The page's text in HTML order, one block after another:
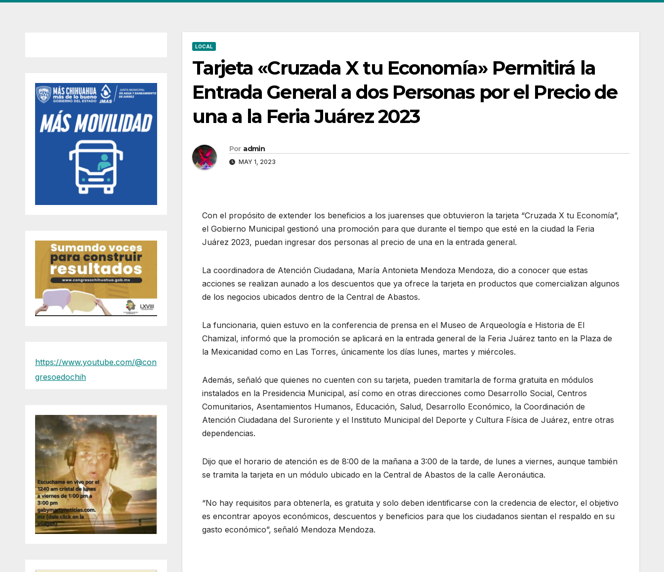
https://www.youtube.com/@con
gresoedochih
LOCAL
Tarjeta «Cruzada X tu Economía» Permitirá la
Entrada General a dos Personas por el Precio de
una a la Feria Juárez 2023
Por admin
MAY 1, 2023
Con el propósito de extender los beneficios a los juarenses que obtuvieron la tarjeta “Cruzada X tu Economía”,
el Gobierno Municipal gestionó una promoción para que durante el tiempo que esté en la ciudad la Feria
Juárez 2023, puedan ingresar dos personas al precio de una en la entrada general.
La coordinadora de Atención Ciudadana, María Antonieta Mendoza Mendoza, dio a conocer que estas
acciones se realizan aunado a los descuentos que ya ofrece la tarjeta en productos que comercializan algunos
de los negocios ubicados dentro de la Central de Abastos.
La funcionaria, quien estuvo en la conferencia de prensa en el Museo de Arqueología e Historia de El
Chamizal, informó que la promoción se aplicará en la entrada general de la Feria Juárez tanto en la Plaza de
la Mexicanidad como en Las Torres, únicamente los días lunes, martes y miércoles.
Además, señaló que quienes no cuenten con su tarjeta, pueden tramitarla de forma gratuita en módulos
instalados en la Presidencia Municipal, así como en otras direcciones como Desarrollo Social, Centros
Comunitarios, Asentamientos Humanos, Educación, Salud, Desarrollo Económico, la Coordinación de
Atención Ciudadana del Suroriente y el Instituto Municipal del Deporte y Cultura Física de Juárez, entre otras
dependencias.
Dijo que el horario de atención es de 8:00 de la mañana a 3:00 de la tarde, de lunes a viernes, aunque también
se tramita la tarjeta en un módulo ubicado en la Central de Abastos de la calle Aeronáutica.
“No hay requisitos para obtenerla, es gratuita y solo deben identificarse con la credencia de elector, el objetivo
es encontrar apoyos económicos, descuentos y beneficios para que los ciudadanos sientan el respaldo en su
gasto económico”, señaló Mendoza Mendoza.